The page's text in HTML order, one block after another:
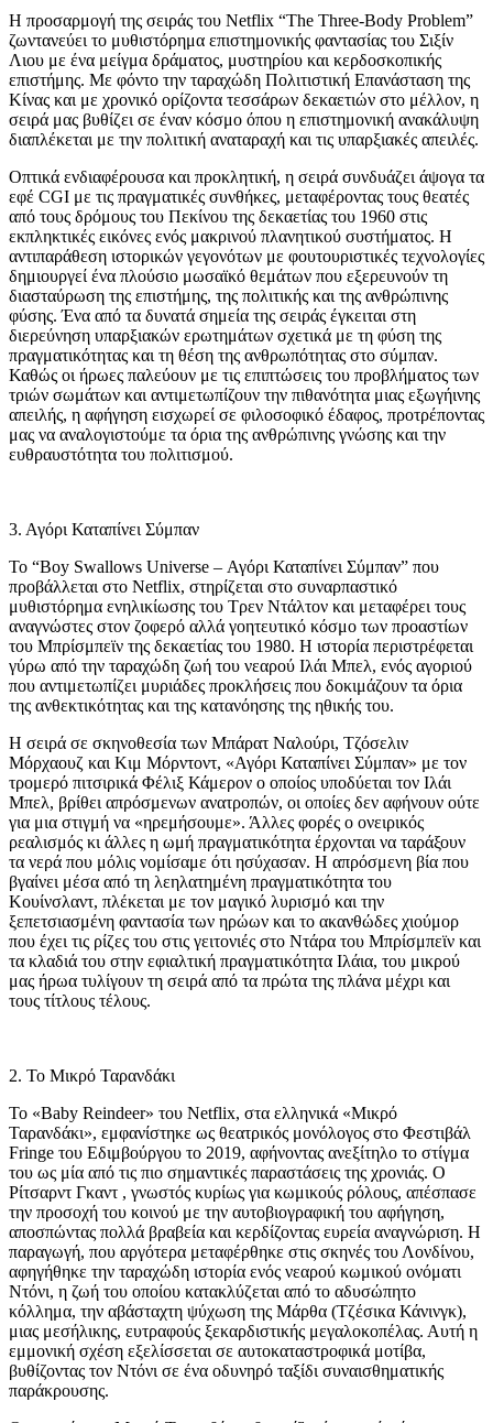
Η προσαρμογή της σειράς του Netflix “The Three-Body Problem”
ζωντανεύει το μυθιστόρημα επιστημονικής φαντασίας του Σιξίν
Λιου με ένα μείγμα δράματος, μυστηρίου και κερδοσκοπικής
επιστήμης. Με φόντο την ταραχώδη Πολιτιστική Επανάσταση της
Κίνας και με χρονικό ορίζοντα τεσσάρων δεκαετιών στο μέλλον, η
σειρά μας βυθίζει σε έναν κόσμο όπου η επιστημονική ανακάλυψη
διαπλέκεται με την πολιτική αναταραχή και τις υπαρξιακές απειλές.
Οπτικά ενδιαφέρουσα και προκλητική, η σειρά συνδυάζει άψογα τα
εφέ CGI με τις πραγματικές συνθήκες, μεταφέροντας τους θεατές
από τους δρόμους του Πεκίνου της δεκαετίας του 1960 στις
εκπληκτικές εικόνες ενός μακρινού πλανητικού συστήματος. Η
αντιπαράθεση ιστορικών γεγονότων με φουτουριστικές τεχνολογίες
δημιουργεί ένα πλούσιο μωσαϊκό θεμάτων που εξερευνούν τη
διασταύρωση της επιστήμης, της πολιτικής και της ανθρώπινης
φύσης. Ένα από τα δυνατά σημεία της σειράς έγκειται στη
διερεύνηση υπαρξιακών ερωτημάτων σχετικά με τη φύση της
πραγματικότητας και τη θέση της ανθρωπότητας στο σύμπαν.
Καθώς οι ήρωες παλεύουν με τις επιπτώσεις του προβλήματος των
τριών σωμάτων και αντιμετωπίζουν την πιθανότητα μιας εξωγήινης
απειλής, η αφήγηση εισχωρεί σε φιλοσοφικό έδαφος, προτρέποντας
μας να αναλογιστούμε τα όρια της ανθρώπινης γνώσης και την
ευθραυστότητα του πολιτισμού.
3. Αγόρι Καταπίνει Σύμπαν
Το “Boy Swallows Universe – Αγόρι Καταπίνει Σύμπαν” που
προβάλλεται στο Netflix, στηρίζεται στο συναρπαστικό
μυθιστόρημα ενηλικίωσης του Τρεν Ντάλτον και μεταφέρει τους
αναγνώστες στον ζοφερό αλλά γοητευτικό κόσμο των προαστίων
του Μπρίσμπεϊν της δεκαετίας του 1980. Η ιστορία περιστρέφεται
γύρω από την ταραχώδη ζωή του νεαρού Ιλάι Μπελ, ενός αγοριού
που αντιμετωπίζει μυριάδες προκλήσεις που δοκιμάζουν τα όρια
της ανθεκτικότητας και της κατανόησης της ηθικής του.
Η σειρά σε σκηνοθεσία των Μπάρατ Ναλούρι, Τζόσελιν
Μόρχαουζ και Κιμ Μόρντοντ, «Αγόρι Καταπίνει Σύμπαν» με τον
τρομερό πιτσιρικά Φέλιξ Κάμερον ο οποίος υποδύεται τον Ιλάι
Μπελ, βρίθει απρόσμενων ανατροπών, οι οποίες δεν αφήνουν ούτε
για μια στιγμή να «ηρεμήσουμε». Άλλες φορές ο ονειρικός
ρεαλισμός κι άλλες η ωμή πραγματικότητα έρχονται να ταράξουν
τα νερά που μόλις νομίσαμε ότι ησύχασαν. Η απρόσμενη βία που
βγαίνει μέσα από τη λεηλατημένη πραγματικότητα του
Κουίνσλαντ, πλέκεται με τον μαγικό λυρισμό και την
ξεπετσιασμένη φαντασία των ηρώων και το ακανθώδες χιούμορ
που έχει τις ρίζες του στις γειτονιές στο Ντάρα του Μπρίσμπεϊν και
τα κλαδιά του στην εφιαλτική πραγματικότητα Ιλάια, του μικρού
μας ήρωα τυλίγουν τη σειρά από τα πρώτα της πλάνα μέχρι και
τους τίτλους τέλους.
2. Το Μικρό Ταρανδάκι
Το «Baby Reindeer» του Netflix, στα ελληνικά «Μικρό
Ταρανδάκι», εμφανίστηκε ως θεατρικός μονόλογος στο Φεστιβάλ
Fringe του Εδιμβούργου το 2019, αφήνοντας ανεξίτηλο το στίγμα
του ως μία από τις πιο σημαντικές παραστάσεις της χρονιάς. Ο
Ρίτσαρντ Γκαντ , γνωστός κυρίως για κωμικούς ρόλους, απέσπασε
την προσοχή του κοινού με την αυτοβιογραφική του αφήγηση,
αποσπώντας πολλά βραβεία και κερδίζοντας ευρεία αναγνώριση. Η
παραγωγή, που αργότερα μεταφέρθηκε στις σκηνές του Λονδίνου,
αφηγήθηκε την ταραχώδη ιστορία ενός νεαρού κωμικού ονόματι
Ντόνι, η ζωή του οποίου κατακλύζεται από το αδυσώπητο
κόλλημα, την αβάσταχτη ψύχωση της Μάρθα (Τζέσικα Κάνινγκ),
μιας μεσήλικης, ευτραφούς ξεκαρδιστικής μεγαλοκοπέλας. Αυτή η
εμμονική σχέση εξελίσσεται σε αυτοκαταστροφικά μοτίβα,
βυθίζοντας τον Ντόνι σε ένα οδυνηρό ταξίδι συναισθηματικής
παράκρουσης.